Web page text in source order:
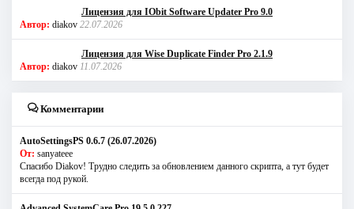
Лицензия для IObit Software Updater Pro 9.0
Автор: diakov 22.07.2026
Лицензия для Wise Duplicate Finder Pro 2.1.9
Автор: diakov 11.07.2026
Комментарии
AutoSettingsPS 0.6.7 (26.07.2026)
От: sanyateee
Спасибо Diakov! Трудно следить за обновлением данного скрипта, а тут будет
всегда под рукой.